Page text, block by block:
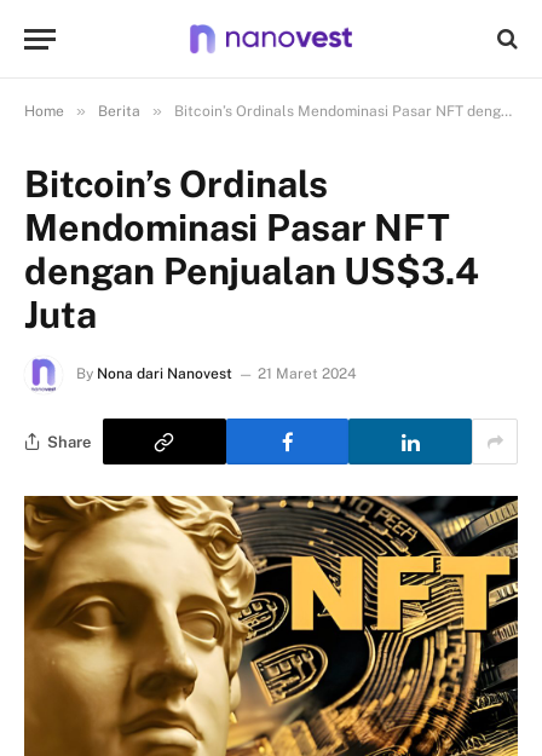
Home » Berita » Bitcoin’s Ordinals Mendominasi Pasar NFT dengan Penjualan US$3.4 Juta
Bitcoin’s Ordinals
Mendominasi Pasar NFT
dengan Penjualan US$3.4
Juta
By Nona dari Nanovest 21 Maret 2024
Share